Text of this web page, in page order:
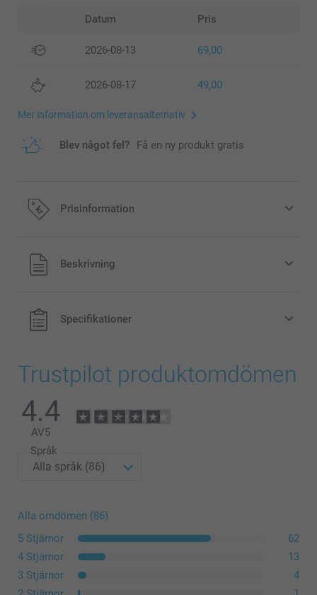
Datum Pris
2026-08-13 69,00
2026-08-17 49,00
Mer information om leveransalternativ
Blev något fel? Få en ny produkt gratis
Prisinformation
Alla priser är i svenska kronor (SEK), inklusive moms och
exklusive porto.
Beskrivning
Specifikationer
Trustpilot produktomdömen
4.4
AV5
Språk
Alla omdömen (86)
5 Stjärnor
62
4 Stjärnor
13
3 Stjärnor
4